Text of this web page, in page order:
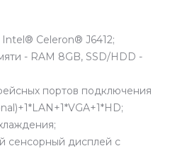
Celeron® J6412;
- RAM 8GB, SSD/HDD -
портов подключения
сенсорный дисплей с